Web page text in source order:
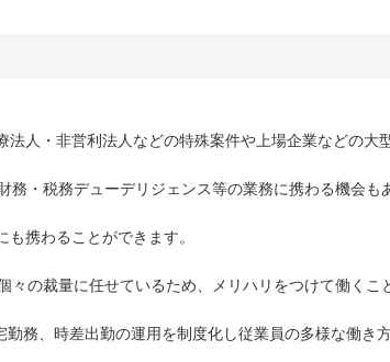
人・非営利法人などの特殊案件や上場企業などの大
・税務デューデリジェンス等の業務に携わる機会も
携わることができます。
の裁量に任せているため、メリハリをつけて働くこ
務、時差出勤の運用を制度化し従業員の多様な働き